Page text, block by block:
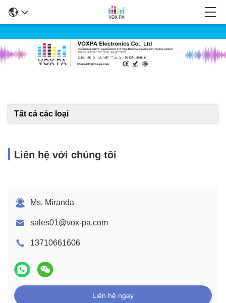
Chi Tiết Sản Phẩm
Tất cả các loại
Liên hệ với chúng tôi
Ms. Miranda
sales01@vox-pa.com
13710661606
Liên hệ ngay